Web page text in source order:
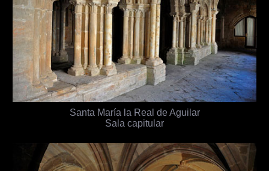
Santa María la Real de Aguilar
Sala capitular